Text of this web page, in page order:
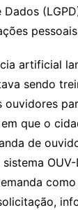
artificial
sendo
ouvidores
que o
de